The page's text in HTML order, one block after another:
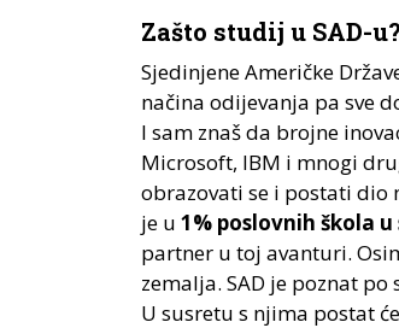
Zašto studij u SAD-u?
Sjedinjene Američke
načina odijevanja pa sve
I sam znaš da brojne
Microsoft, IBM i mnogi
obrazovati se i postati dio
je u 1% poslovnih škola
partner u toj avanturi.
zemalja. SAD je poznat
U susretu s njima postat